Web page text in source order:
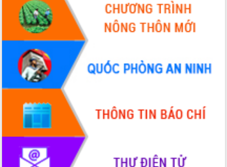
Họp báo thông tin về Hội nghị Công bố
Quy hoạch và Xúc tiến đầu tư tỉnh Đắk
Khơi thông điểm nghẽn, đẩy nhanh
giải ngân vốn khắc phục thiên tai
HĐND tỉnh thông qua điều chỉnh Quy
hoạch tỉnh thời kỳ 2021-2030
Hội thảo góp ý hồ sơ điều chỉnh quy
hoạch tỉnh Đắk Lắk thời kỳ 2021-2030,
tầm nhìn đến năm 2050
Nâng cao hiệu quả hoạt động của các
doanh nghiệp nhà nước
Hội nghị triển khai kết nối mạng
truyền số liệu chuyên dùng phục vụ cơ
quan Đảng, Nhà nước